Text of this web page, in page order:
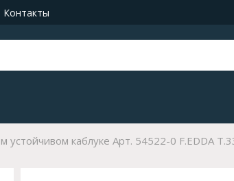
Контакты
каблуке Арт. 54522-0 F.EDDA